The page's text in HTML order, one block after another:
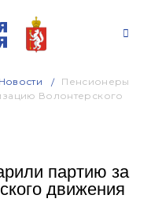
Новости
Пенсионеры
Волонтерского
партию за
движения